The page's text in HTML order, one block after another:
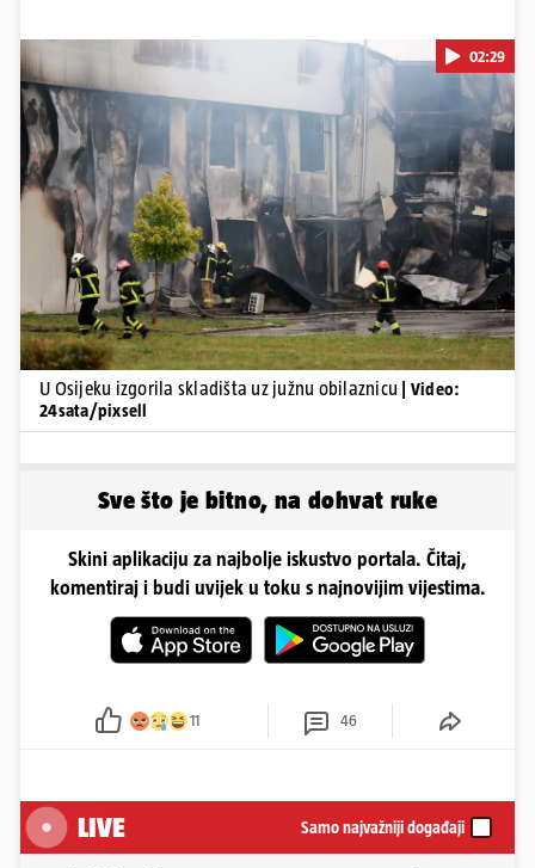
Pokretanje videa...
02:29
U Osijeku izgorila skladišta uz južnu obilaznicu
| Video:
24sata/pixsell
Sve što je bitno, na dohvat ruke
Skini aplikaciju za najbolje iskustvo portala. Čitaj,
komentiraj i budi uvijek u toku s najnovijim vijestima.
11 46
LIVE Samo najvažniji događaji